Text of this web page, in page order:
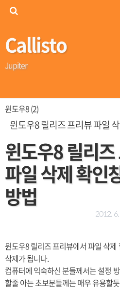
Callisto
Jupiter
윈도우8 (2)
윈도우8 릴리즈 프리뷰 파일
윈도우8 릴리
파일 삭제 확인
방법
2012. 6.
윈도우8 릴리즈 프리뷰에서 파일 삭
삭제가 됩니다.
컴퓨터에 익숙하신 분들께서는 설정
할줄 아는 초보분들께는 매우 유용할